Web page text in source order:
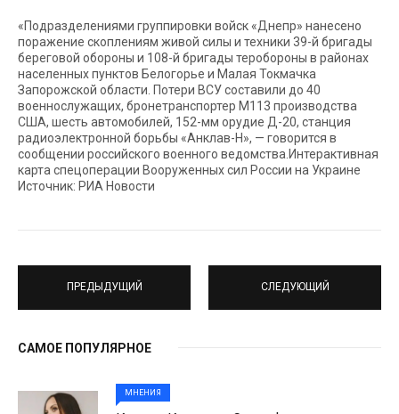
«Подразделениями группировки войск «Днепр» нанесено
поражение скоплениям живой силы и техники 39-й бригады
береговой обороны и 108-й бригады теробороны в районах
населенных пунктов Белогорье и Малая Токмачка
Запорожской области. Потери ВСУ составили до 40
военнослужащих, бронетранспортер М113 производства
США, шесть автомобилей, 152-мм орудие Д-20, станция
радиоэлектронной борьбы «Анклав-Н», — говорится в
сообщении российского военного ведомства.Интерактивная
карта спецоперации Вооруженных сил России на Украине
Источник: РИА Новости
ПРЕДЫДУЩИЙ СЛЕДУЮЩИЙ
САМОЕ ПОПУЛЯРНОЕ
МНЕНИЯ